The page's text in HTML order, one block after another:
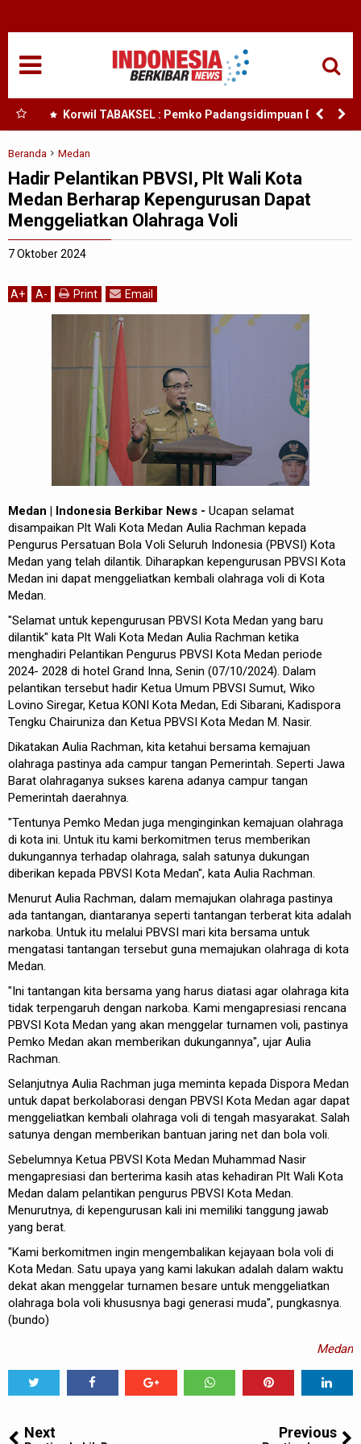
Korwil TABAKSEL : Pemko Padangsidimpuan Diduga
Abaikan Arahan Mendagri Terkait TKD
Beranda Medan
Hadir Pelantikan PBVSI, Plt Wali Kota
Medan Berharap Kepengurusan Dapat
Menggeliatkan Olahraga Voli
7 Oktober 2024
A+ A- Print Email
Medan | Indonesia Berkibar News - Ucapan selamat
disampaikan Plt Wali Kota Medan Aulia Rachman kepada
Pengurus Persatuan Bola Voli Seluruh Indonesia (PBVSI) Kota
Medan yang telah dilantik. Diharapkan kepengurusan PBVSI Kota
Medan ini dapat menggeliatkan kembali olahraga voli di Kota
Medan.
"Selamat untuk kepengurusan PBVSI Kota Medan yang baru
dilantik" kata Plt Wali Kota Medan Aulia Rachman ketika
menghadiri Pelantikan Pengurus PBVSI Kota Medan periode
2024- 2028 di hotel Grand Inna, Senin (07/10/2024). Dalam
pelantikan tersebut hadir Ketua Umum PBVSI Sumut, Wiko
Lovino Siregar, Ketua KONI Kota Medan, Edi Sibarani, Kadispora
Tengku Chairuniza dan Ketua PBVSI Kota Medan M. Nasir.
Dikatakan Aulia Rachman, kita ketahui bersama kemajuan
olahraga pastinya ada campur tangan Pemerintah. Seperti Jawa
Barat olahraganya sukses karena adanya campur tangan
Pemerintah daerahnya.
"Tentunya Pemko Medan juga menginginkan kemajuan olahraga
di kota ini. Untuk itu kami berkomitmen terus memberikan
dukungannya terhadap olahraga, salah satunya dukungan
diberikan kepada PBVSI Kota Medan", kata Aulia Rachman.
Menurut Aulia Rachman, dalam memajukan olahraga pastinya
ada tantangan, diantaranya seperti tantangan terberat kita adalah
narkoba. Untuk itu melalui PBVSI mari kita bersama untuk
mengatasi tantangan tersebut guna memajukan olahraga di kota
Medan.
"Ini tantangan kita bersama yang harus diatasi agar olahraga kita
tidak terpengaruh dengan narkoba. Kami mengapresiasi rencana
PBVSI Kota Medan yang akan menggelar turnamen voli, pastinya
Pemko Medan akan memberikan dukungannya", ujar Aulia
Rachman.
Selanjutnya Aulia Rachman juga meminta kepada Dispora Medan
untuk dapat berkolaborasi dengan PBVSI Kota Medan agar dapat
menggeliatkan kembali olahraga voli di tengah masyarakat. Salah
satunya dengan memberikan bantuan jaring net dan bola voli.
Sebelumnya Ketua PBVSI Kota Medan Muhammad Nasir
mengapresiasi dan berterima kasih atas kehadiran Plt Wali Kota
Medan dalam pelantikan pengurus PBVSI Kota Medan.
Menurutnya, di kepengurusan kali ini memiliki tanggung jawab
yang berat.
"Kami berkomitmen ingin mengembalikan kejayaan bola voli di
Kota Medan. Satu upaya yang kami lakukan adalah dalam waktu
dekat akan menggelar turnamen besare untuk menggeliatkan
olahraga bola voli khususnya bagi generasi muda", pungkasnya.
(bundo)
Medan
Next Previous
NASIONAL
SUMUT
TANJUNGBALAI
ACEH
EDUKASI
ADVETORIAL